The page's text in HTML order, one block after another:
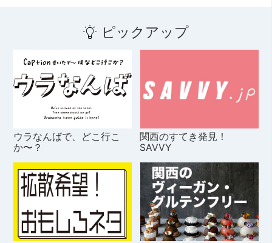
ピックアップ
ウラなんばで、どこ行こ
か〜？
関西のすてき発見！
SAVVY